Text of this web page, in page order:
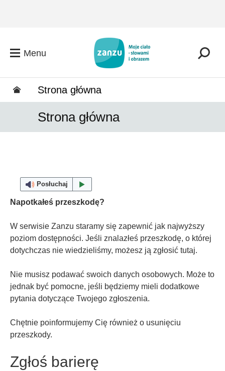
Menu
Strona główna
Strona główna
Posłuchaj
Napotkałeś przeszkodę?
W serwisie Zanzu staramy się zapewnić jak najwyższy
poziom dostępności. Jeśli znalazłeś przeszkodę, o której
dotychczas nie wiedzieliśmy, możesz ją zgłosić tutaj.
Nie musisz podawać swoich danych osobowych. Może to
jednak być pomocne, jeśli będziemy mieli dodatkowe
pytania dotyczące Twojego zgłoszenia.
Chętnie poinformujemy Cię również o usunięciu
przeszkody.
Zgłoś barierę